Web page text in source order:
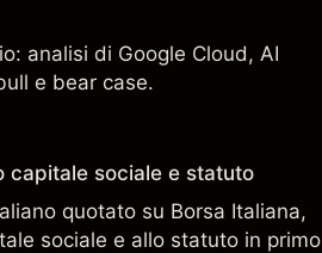
analisi di Google Cloud, AI
e bear case.
capitale sociale e statuto
quotato su Borsa Italiana,
sociale e allo statuto in primo